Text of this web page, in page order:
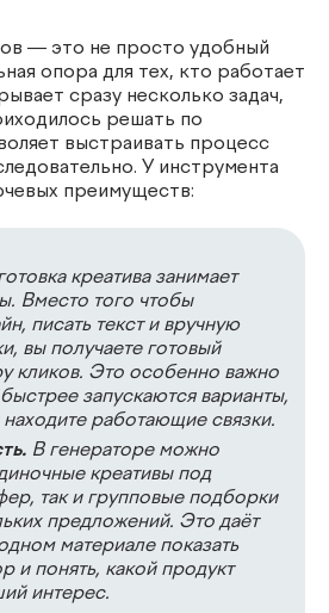
— это не просто удобный
опора для тех, кто работает
сразу несколько задач,
решать по
выстраивать процесс
У инструмента
преимуществ:
креатива занимает
Вместо того чтобы
писать текст и вручную
вы получаете готовый
кликов. Это особенно важно
запускаются варианты,
работающие связки.
В генераторе можно
креативы под
так и групповые подборки
предложений. Это даёт
материале показать
и понять, какой продукт
интерес.